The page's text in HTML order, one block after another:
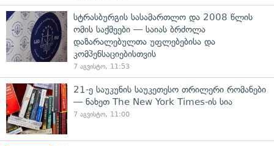
სტრასბურგის სასამართლო და 2008 წლის
ომის საქმეები — საიას ბრძოლა
დაზარალებულთა უფლებებისა და
კომპენსაციებისთვის
7 აგვისტო, 11:53
21-ე საუკუნის საუკეთესო თრილერი რომანები
— ნახეთ The New York Times-ის სია
7 აგვისტო, 11:00